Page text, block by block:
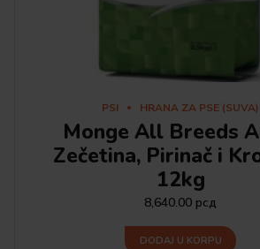
PSI HRANA ZA PSE (SUVA)
Monge All Breeds
Zečetina, Pirinač i
12kg
8,640.00 рсд
DODAJ U KORPU